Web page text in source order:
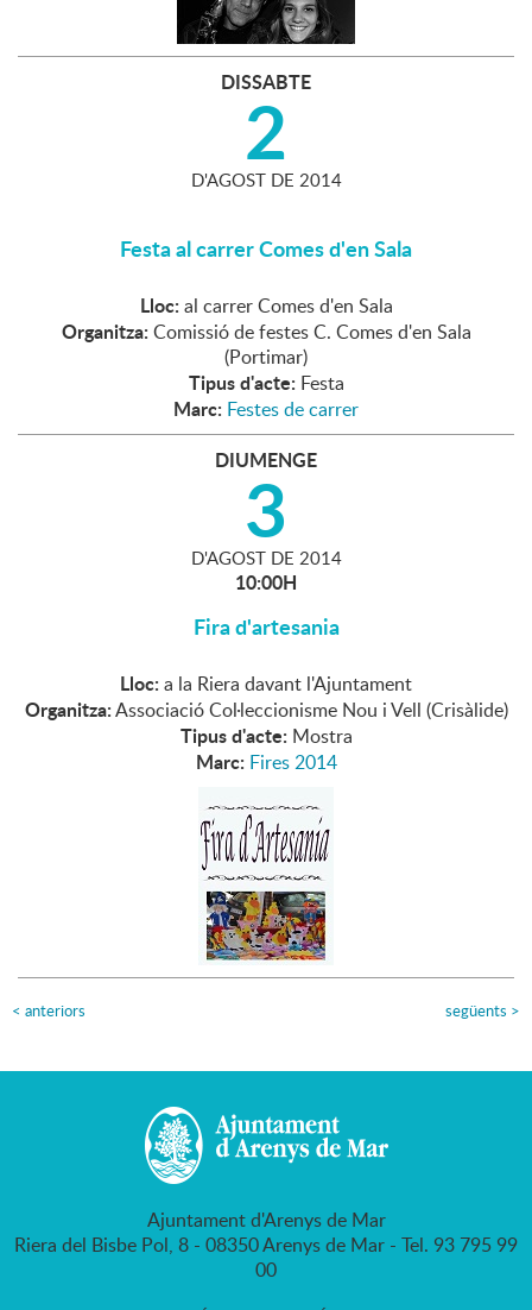
DISSABTE
2
D'AGOST DE 2014
Festa al carrer Comes d'en Sala
Lloc: al carrer Comes d'en Sala
Organitza: Comissió de festes C. Comes d'en Sala
(Portimar)
Tipus d'acte: Festa
Marc: Festes de carrer
DIUMENGE
3
D'AGOST DE 2014
10:00H
Fira d'artesania
Lloc: a la Riera davant l'Ajuntament
Organitza:Associació Col·leccionisme Nou i Vell (Crisàlide)
Tipus d'acte: Mostra
Marc: Fires 2014
< anteriors següents >
Ajuntament d'Arenys de Mar
Riera del Bisbe Pol, 8 - 08350 Arenys de Mar - Tel. 93 795 99
00